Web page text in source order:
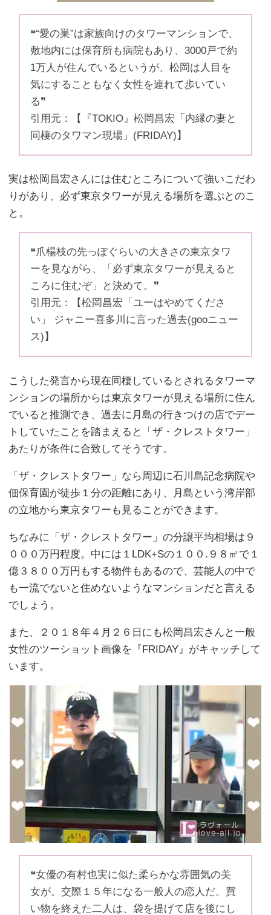
❝“愛の巣”は家族向けのタワーマンションで、
敷地内には保育所も病院もあり、3000戸で約
1万人が住んでいるというが、松岡は人目を
気にすることもなく女性を連れて歩いてい
る❞
引用元：【『TOKIO』松岡昌宏「内縁の妻と
同棲のタワマン現場」(FRIDAY)】
実は松岡昌宏さんには住むところについて強いこだわ
りがあり、必ず東京タワーが見える場所を選ぶとのこ
と。
❝爪楊枝の先っぽぐらいの大きさの東京タワ
ーを見ながら、「必ず東京タワーが見えると
ころに住むぞ」と決めて。❞
引用元：【松岡昌宏「ユーはやめてくださ
い」 ジャニー喜多川に言った過去(gooニュー
ス)】
こうした発言から現在同棲しているとされるタワーマ
ンションの場所からは東京タワーが見える場所に住ん
でいると推測でき、過去に月島の行きつけの店でデー
トしていたことを踏まえると「ザ・クレストタワー」
あたりが条件に合致してそうです。
「ザ・クレストタワー」なら周辺に石川島記念病院や
佃保育園が徒歩１分の距離にあり、月島という湾岸部
の立地から東京タワーも見ることができます。
ちなみに「ザ・クレストタワー」の分譲平均相場は９
０００万円程度。中には１LDK+Sの１００.９８㎡で１
億３８００万円もする物件もあるので、芸能人の中で
も一流でないと住めないようなマンションだと言える
でしょう。
また、２０１８年４月２６日にも松岡昌宏さんと一般
女性のツーショット画像を『FRIDAY』がキャッチして
います。
❝女優の有村也実に似た柔らかな雰囲気の美
女が。交際１５年になる一般人の恋人だ。買
い物を終えた二人は、袋を提げて店を後にし